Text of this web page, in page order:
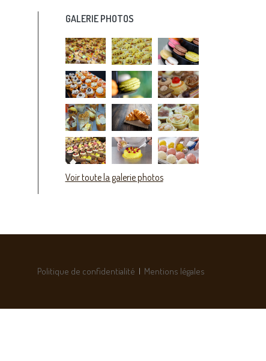
GALERIE PHOTOS
Voir toute la galerie photos
Politique de confidentialité | Mentions légales